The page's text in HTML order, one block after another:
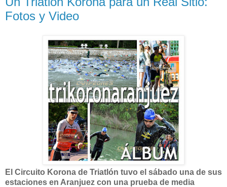
Fotos y Video
El Circuito Korona de Triatlón tuvo el sábado una de sus
estaciones en Aranjuez con una prueba de media